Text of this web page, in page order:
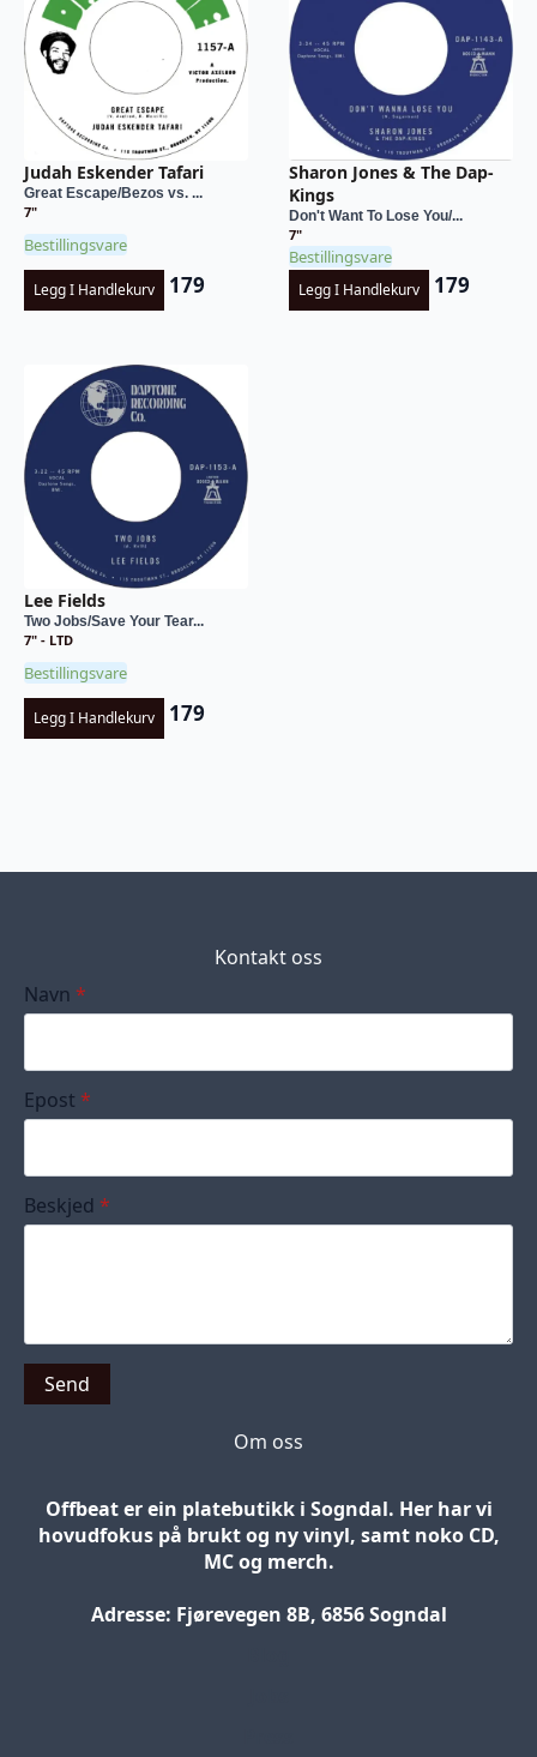
Judah Eskender Tafari
Great Escape/Bezos vs. ...
7"
Bestillingsvare
Legg I Handlekurv 179
Sharon Jones & The Dap-
Kings
Don't Want To Lose You/...
7"
Bestillingsvare
Legg I Handlekurv 179
Lee Fields
Two Jobs/Save Your Tear...
7" - LTD
Bestillingsvare
Legg I Handlekurv 179
Kontakt oss
Navn *
Epost *
Beskjed *
Send
Om oss
Offbeat er ein platebutikk i Sogndal. Her har vi
hovudfokus på brukt og ny vinyl, samt noko CD,
MC og merch.
Adresse: Fjørevegen 8B, 6856 Sogndal